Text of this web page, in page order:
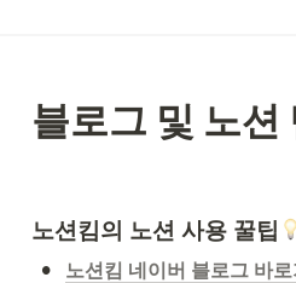
블로그 및 노션
노션킴의 노션 사용 꿀팁
• 노션킴 네이버 블로그 바로